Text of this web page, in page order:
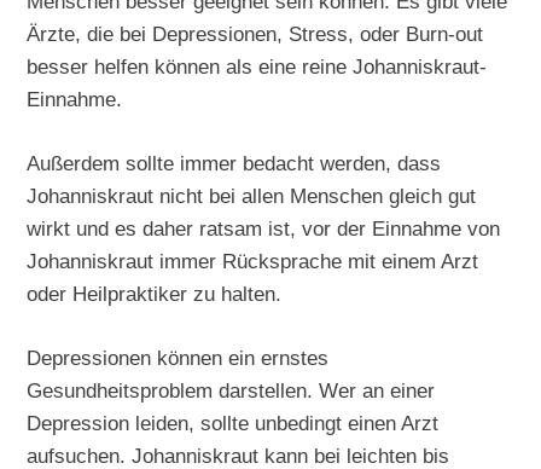
Ärzte, die bei Depressionen, Stress, oder Burn-out
besser helfen können als eine reine Johanniskraut-
Einnahme.
Außerdem sollte immer bedacht werden, dass
Johanniskraut nicht bei allen Menschen gleich gut
wirkt und es daher ratsam ist, vor der Einnahme von
Johanniskraut immer Rücksprache mit einem Arzt
oder Heilpraktiker zu halten.
Depressionen können ein ernstes
Gesundheitsproblem darstellen. Wer an einer
Depression leiden, sollte unbedingt einen Arzt
aufsuchen. Johanniskraut kann bei leichten bis